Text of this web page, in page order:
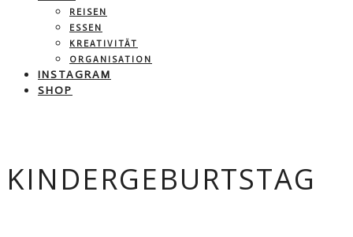
REISEN
ESSEN
KREATIVITÄT
ORGANISATION
INSTAGRAM
SHOP
KINDERGEBURTSTAG